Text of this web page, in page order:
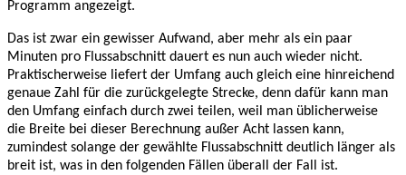
Programm angezeigt.
Das ist zwar ein gewisser Aufwand, aber mehr als ein paar
Minuten pro Flussabschnitt dauert es nun auch wieder nicht.
Praktischerweise liefert der Umfang auch gleich eine hinreichend
genaue Zahl für die zurückgelegte Strecke, denn dafür kann man
den Umfang einfach durch zwei teilen, weil man üblicherweise
die Breite bei dieser Berechnung außer Acht lassen kann,
zumindest solange der gewählte Flussabschnitt deutlich länger als
breit ist, was in den folgenden Fällen überall der Fall ist.